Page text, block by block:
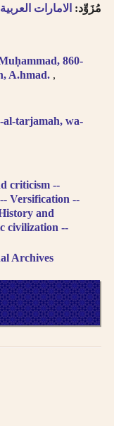
860-
A.hmad.
al-tarjamah, wa-
criticism --
Versification --
and
civilization --
Archives
مُزَوِّد: الامارات